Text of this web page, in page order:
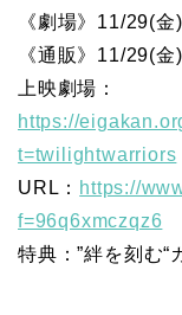
《劇場》11/29(
《通販》11/29(
上映劇場：
https://
t=twilightwarriors
URL： https://
f=96q6xmczqz6
特典：”絆を刻む“